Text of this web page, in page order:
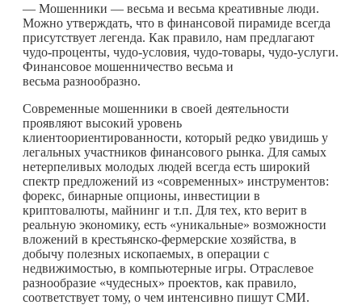
— Мошенники — весьма и весьма креативные люди.
Можно утверждать, что в финансовой пирамиде всегда
присутствует легенда. Как правило, нам предлагают
чудо-проценты, чудо-условия, чудо-товары, чудо-услуги.
Финансовое мошенничество весьма и
весьма разнообразно.
Современные мошенники в своей деятельности
проявляют высокий уровень
клиентоориентированности, который редко увидишь у
легальных участников финансового рынка. Для самых
нетерпеливых молодых людей всегда есть широкий
спектр предложений из «современных» инструментов:
форекс, бинарные опционы, инвестиции в
криптовалюты, майнинг и т.п. Для тех, кто верит в
реальную экономику, есть «уникальные» возможности
вложений в крестьянско-фермерские хозяйства, в
добычу полезных ископаемых, в операции с
недвижимостью, в компьютерные игры. Отраслевое
разнообразие «чудесных» проектов, как правило,
соответствует тому, о чем интенсивно пишут СМИ.